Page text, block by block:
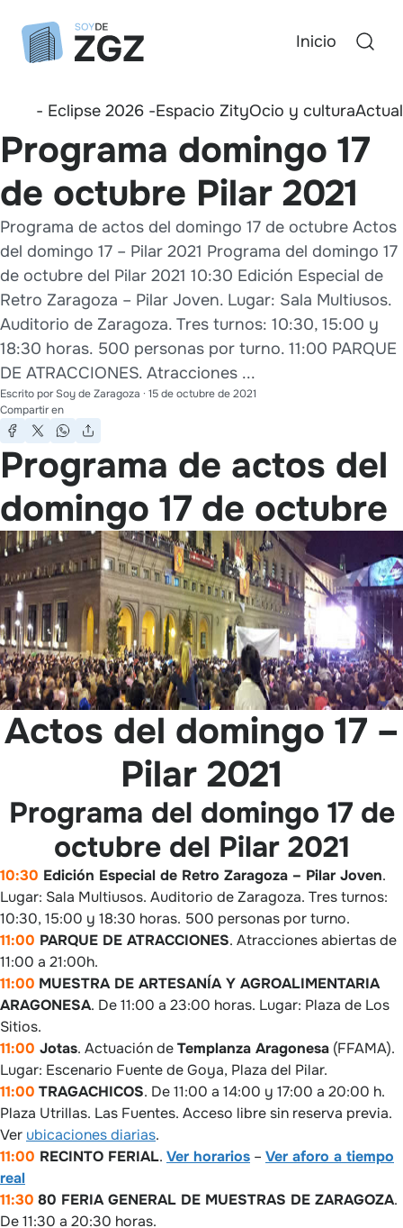
Inicio
- Eclipse 2026 -Espacio ZityOcio y cultura
Programa domingo 17
de octubre Pilar 2021
Programa de actos del domingo 17 de octubre Actos
del domingo 17 – Pilar 2021 Programa del domingo 17
de octubre del Pilar 2021 10:30 Edición Especial de
Retro Zaragoza – Pilar Joven. Lugar: Sala Multiusos.
Auditorio de Zaragoza. Tres turnos: 10:30, 15:00 y
18:30 horas. 500 personas por turno. 11:00 PARQUE
DE ATRACCIONES. Atracciones ...
Escrito porSoy de Zaragoza · 15 de octubre de 2021
Compartir en
Programa de actos del
domingo 17 de octubre
Actos del domingo 17 –
Pilar 2021
Programa del domingo 17 de
octubre del Pilar 2021
10:30 Edición Especial de Retro Zaragoza – Pilar Joven.
Lugar: Sala Multiusos. Auditorio de Zaragoza. Tres turnos:
10:30, 15:00 y 18:30 horas. 500 personas por turno.
11:00 PARQUE DE ATRACCIONES. Atracciones abiertas de
11:00 a 21:00h.
11:00 MUESTRA DE ARTESANÍA Y AGROALIMENTARIA
ARAGONESA. De 11:00 a 23:00 horas. Lugar: Plaza de Los
Sitios.
11:00 Jotas. Actuación deTemplanza Aragonesa (FFAMA).
Lugar: Escenario Fuente de Goya, Plaza del Pilar.
11:00 TRAGACHICOS. De 11:00 a 14:00 y 17:00 a 20:00 h.
Plaza Utrillas. Las Fuentes. Acceso libre sin reserva previa.
Ver ubicaciones diarias.
11:00 RECINTO FERIAL. Ver horarios – Ver aforo a tiempo
real
11:30 80 FERIA GENERAL DE MUESTRAS DE ZARAGOZA.
De 11:30 a 20:30 horas.